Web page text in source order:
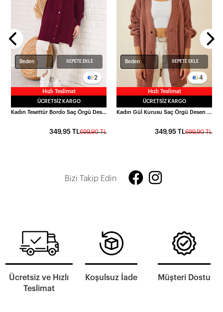
Hızlı Teslimat
2
Beden SEPETE EKLE
ÜCRETSIZ KARGO
Kadın Tesettür Bordo Saç Örgü Desen Uzun Düğmeli Rahat Kesim Triko Hırka HZL24W-BD1100691
699,90 TL
349,95 TL
Hızlı Teslimat
4
Beden SEPETE EKLE
ÜCRETSIZ KARGO
Kadın Gül Kurusu Saç Örgü Desen Uzun Düğmeli Rahat Kesim Triko Hırka HZL23W-BD1100691
699,90 TL
349,95 TL
Bizi Takip Edin
Ücretsiz ve Hızlı
Teslimat
Koşulsuz İade Müşteri Dostu